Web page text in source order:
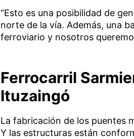
“Esto es una posibilidad de
norte de la vía. Además, una
ferroviario y nosotros
Ferrocarril
Ituzaingó
La fabricación de los puentes
Y las estructuras están